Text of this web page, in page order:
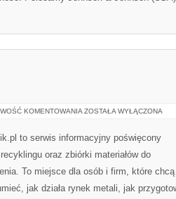
KOMENTOWANIA MAKMETALIK
ZOSTAŁA WYŁĄCZONA
to serwis informacyjny poświęcony
oraz zbiórki materiałów do
To miejsce dla osób i firm, które chcą
jak działa rynek metali, jak